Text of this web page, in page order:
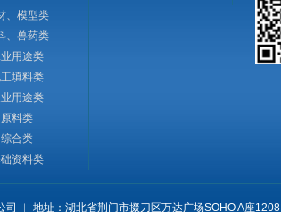
、模型类
、兽药类
用途类
填料类
用途类
原料类
综合类
资料类
︱ 地址：湖北省荆门市掇刀区万达广场SOHO A座1208